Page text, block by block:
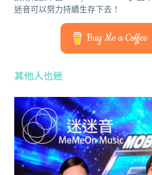
迷音可以努力持續生存下去！
Buy Me a Coffee
其他人也迷